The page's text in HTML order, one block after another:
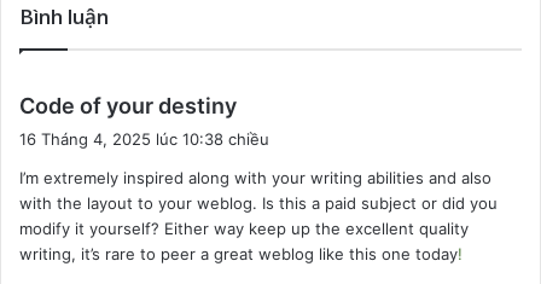
Bình luận
Code of your destiny
t
:
16 Tháng 4, 2025 lúc 10:38 chiều
I’m extremely inspired along with your writing abilities and also
with the layout to your weblog. Is this a paid subject or did you
modify it yourself? Either way keep up the excellent quality
writing, it’s rare to peer a great weblog like this one today!